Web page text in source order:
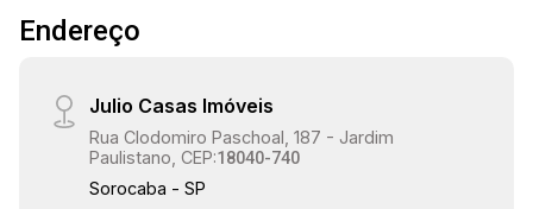
Endereço
Julio Casas Imóveis
Rua Clodomiro Paschoal, 187 - Jardim
Paulistano, CEP:18040-740
Sorocaba - SP